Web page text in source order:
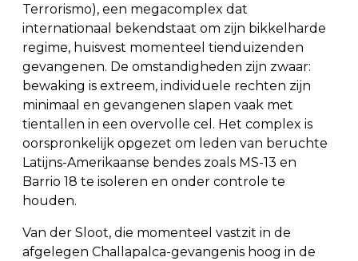
Terrorismo), een megacomplex dat
internationaal bekendstaat om zijn bikkelharde
regime, huisvest momenteel tienduizenden
gevangenen. De omstandigheden zijn zwaar:
bewaking is extreem, individuele rechten zijn
minimaal en gevangenen slapen vaak met
tientallen in een overvolle cel. Het complex is
oorspronkelijk opgezet om leden van beruchte
Latijns-Amerikaanse bendes zoals MS-13 en
Barrio 18 te isoleren en onder controle te
houden.
Van der Sloot, die momenteel vastzit in de
afgelegen Challapalca-gevangenis hoog in de